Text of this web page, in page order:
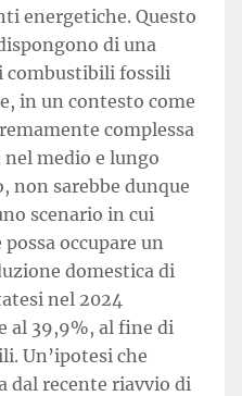
energetiche. Questo
di una
combustibili fossili
in un contesto come
complessa
medio e lungo
non sarebbe dunque
scenario in cui
occupare un
domestica di
nel 2024
al 39,9%, al fine di
Un’ipotesi che
dal recente riavvio di